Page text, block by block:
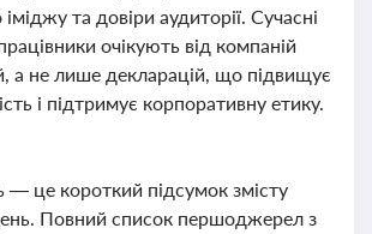
та довіри аудиторії. Сучасні
очікують від компаній
а не лише декларацій, що підвищує
і підтримує корпоративну етику.
— це короткий підсумок змісту
Повний список першоджерел з